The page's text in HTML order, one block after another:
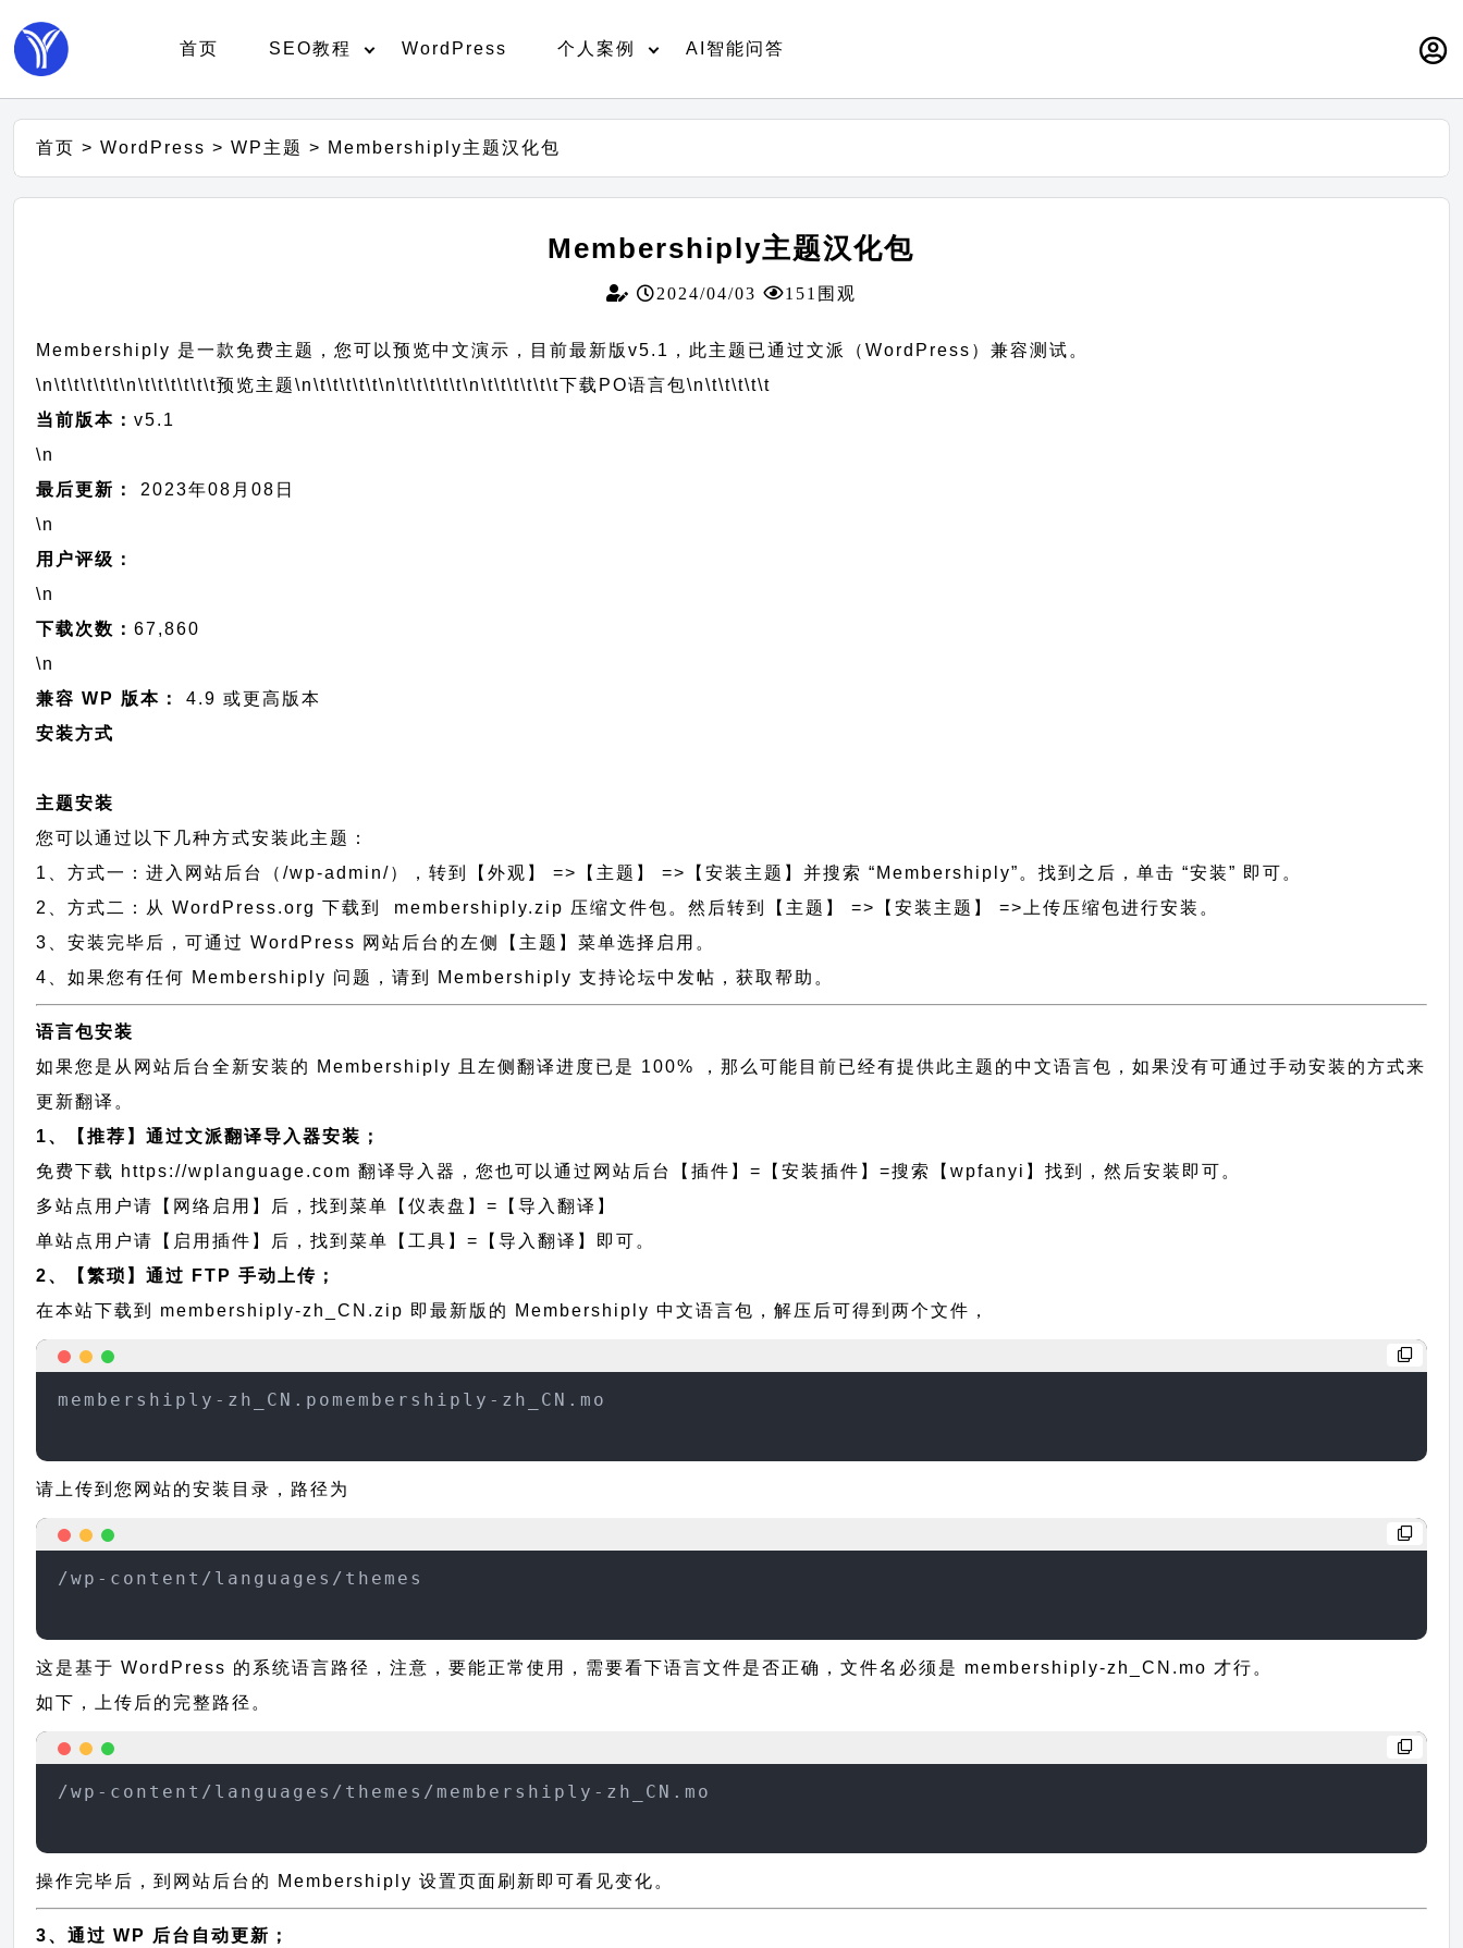
首页 SEO教程 WordPress 个人案例 AI智能问答
首页 >WordPress >WP主题 > Membershiply主题汉化包
Membershiply主题汉化包
2024/04/03 151围观
Membershiply 是一款免费主题，您可以预览中文演示，目前最新版v5.1，此主题已通过文派（WordPress）兼容测试。
\n\t\t\t\t\t\n\t\t\t\t\t\t预览主题\n\t\t\t\t\t\n\t\t\t\t\t\n\t\t\t\t\t\t下载PO语言包\n\t\t\t\t\t
当前版本：v5.1
\n
最后更新：
2023年08月08日
\n
用户评级：
\n
下载次数：67,860
\n
兼容 WP 版本：
4.9 或更高版本
安装方式
主题安装
您可以通过以下几种方式安装此主题：
1、方式一：进入网站后台（/wp-admin/），转到【外观】 =>【主题】 =>【安装主题】并搜索 “Membershiply”。找到之后，单击 “安装” 即可。
2、方式二：从 WordPress.org 下载到 membershiply.zip 压缩文件包。然后转到【主题】 =>【安装主题】 =>上传压缩包进行安装。
3、安装完毕后，可通过 WordPress 网站后台的左侧【主题】菜单选择启用。
4、如果您有任何 Membershiply 问题，请到 Membershiply 支持论坛中发帖，获取帮助。
语言包安装
如果您是从网站后台全新安装的 Membershiply 且左侧翻译进度已是 100% ，那么可能目前已经有提供此主题的中文语言包，如果没有可通过手动安装的方式来
更新翻译。
1、【推荐】通过文派翻译导入器安装；
免费下载 https://wplanguage.com 翻译导入器，您也可以通过网站后台【插件】=【安装插件】=搜索【wpfanyi】找到，然后安装即可。
多站点用户请【网络启用】后，找到菜单【仪表盘】=【导入翻译】
单站点用户请【启用插件】后，找到菜单【工具】=【导入翻译】即可。
2、【繁琐】通过 FTP 手动上传；
在本站下载到 membershiply-zh_CN.zip 即最新版的 Membershiply 中文语言包，解压后可得到两个文件，
membershiply-zh_CN.pomembershiply-zh_CN.mo
请上传到您网站的安装目录，路径为
/wp-content/languages/themes
这是基于 WordPress 的系统语言路径，注意，要能正常使用，需要看下语言文件是否正确，文件名必须是 membershiply-zh_CN.mo 才行。
如下，上传后的完整路径。
/wp-content/languages/themes/membershiply-zh_CN.mo
操作完毕后，到网站后台的 Membershiply 设置页面刷新即可看见变化。
3、通过 WP 后台自动更新；